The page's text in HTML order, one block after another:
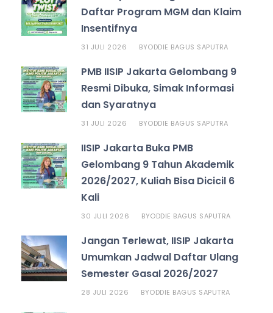
Daftar Program MGM dan Klaim
Insentifnya
31 JULI 2026 BYODDIE BAGUS SAPUTRA
PMB IISIP Jakarta Gelombang 9
Resmi Dibuka, Simak Informasi
dan Syaratnya
31 JULI 2026 BYODDIE BAGUS SAPUTRA
IISIP Jakarta Buka PMB
Gelombang 9 Tahun Akademik
2026/2027, Kuliah Bisa Dicicil 6
Kali
30 JULI 2026 BYODDIE BAGUS SAPUTRA
Jangan Terlewat, IISIP Jakarta
Umumkan Jadwal Daftar Ulang
Semester Gasal 2026/2027
28 JULI 2026 BYODDIE BAGUS SAPUTRA